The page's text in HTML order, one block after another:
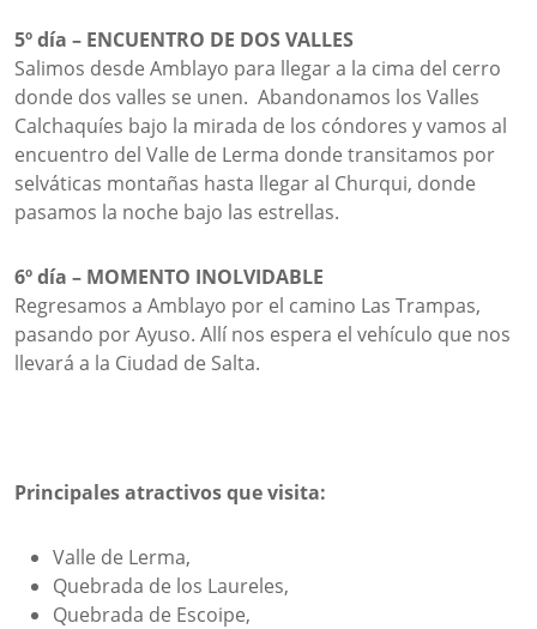
5º día – ENCUENTRO DE DOS VALLES
Salimos desde Amblayo para llegar a la cima del cerro
donde dos valles se unen. Abandonamos los Valles
Calchaquíes bajo la mirada de los cóndores y vamos al
encuentro del Valle de Lerma donde transitamos por
selváticas montañas hasta llegar al Churqui, donde
pasamos la noche bajo las estrellas.
6º día – MOMENTO INOLVIDABLE
Regresamos a Amblayo por el camino Las Trampas,
pasando por Ayuso. Allí nos espera el vehículo que nos
llevará a la Ciudad de Salta.
Principales atractivos que visita:
Valle de Lerma,
Quebrada de los Laureles,
Quebrada de Escoipe,